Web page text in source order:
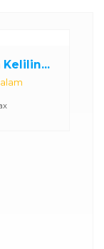
Kelilin...